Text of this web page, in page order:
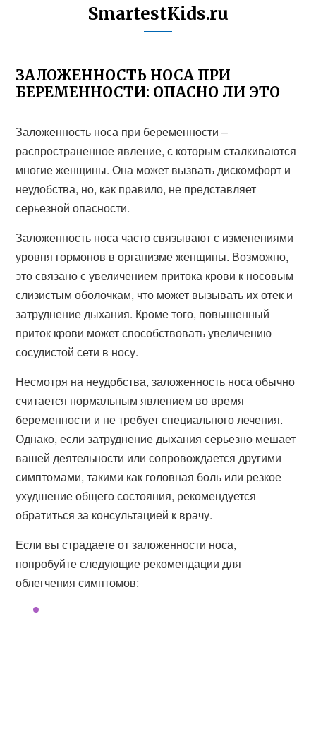
SmartestKids.ru
ЗАЛОЖЕННОСТЬ НОСА ПРИ
БЕРЕМЕННОСТИ: ОПАСНО ЛИ ЭТО
Заложенность носа при беременности –
распространенное явление, с которым сталкиваются
многие женщины. Она может вызвать дискомфорт и
неудобства, но, как правило, не представляет
серьезной опасности.
Заложенность носа часто связывают с изменениями
уровня гормонов в организме женщины. Возможно,
это связано с увеличением притока крови к носовым
слизистым оболочкам, что может вызывать их отек и
затруднение дыхания. Кроме того, повышенный
приток крови может способствовать увеличению
сосудистой сети в носу.
Несмотря на неудобства, заложенность носа обычно
считается нормальным явлением во время
беременности и не требует специального лечения.
Однако, если затруднение дыхания серьезно мешает
вашей деятельности или сопровождается другими
симптомами, такими как головная боль или резкое
ухудшение общего состояния, рекомендуется
обратиться за консультацией к врачу.
Если вы страдаете от заложенности носа,
попробуйте следующие рекомендации для
облегчения симптомов: